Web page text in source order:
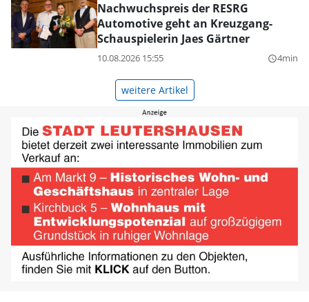
Nachwuchspreis der RESRG
Automotive geht an Kreuzgang-
Schauspielerin Jaes Gärtner
10.08.2026 15:55 query_builder4min
weitere Artikel